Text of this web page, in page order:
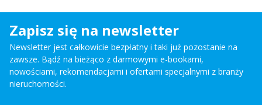
Zapisz się na newsletter
Newsletter jest całkowicie bezpłatny i taki już pozostanie na
zawsze. Bądź na bieżąco z darmowymi e-bookami,
nowościami, rekomendacjami i ofertami specjalnymi z branży
nieruchomości.